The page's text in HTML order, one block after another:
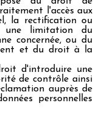
l'accès aux
la rectification ou
une limitation du
concernée, ou du
et du droit à la
d'introduire une
de contrôle ainsi
auprès de
personnelles